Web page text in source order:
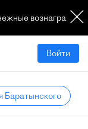
Войти
Баратынского